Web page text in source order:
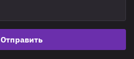
Отправить